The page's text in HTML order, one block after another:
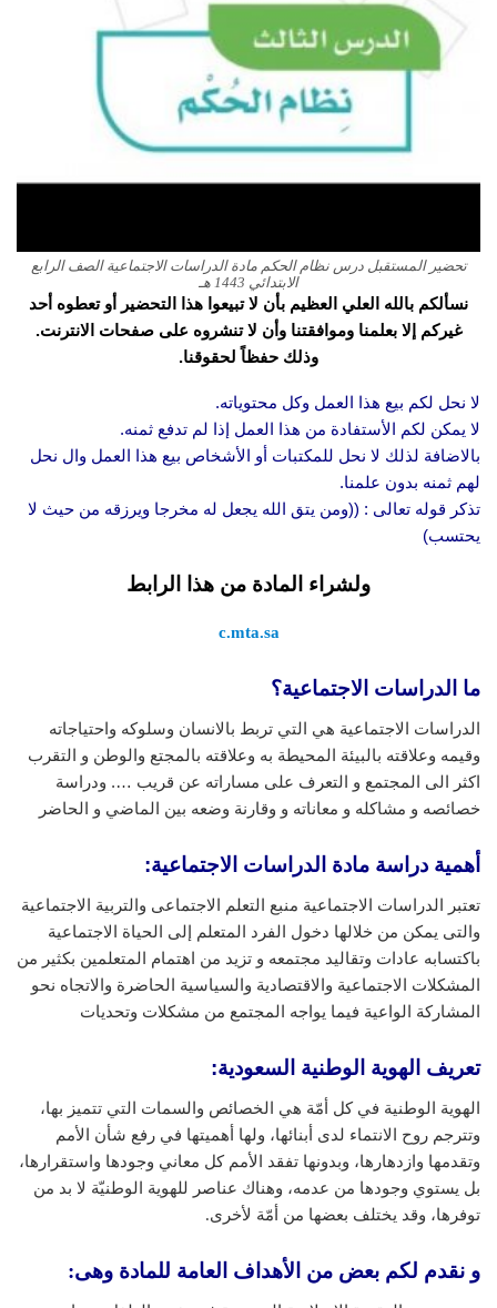
تحضير المستقبل درس نظام الحكم مادة الدراسات الاجتماعية الصف الرابع
الابتدائي 1443 هـ
نسألكم بالله العلي العظيم بأن لا تبيعوا هذا التحضير أو تعطوه أحد
غيركم إلا بعلمنا وموافقتنا وأن لا تنشروه على صفحات الانترنت.
وذلك حفظاً لحقوقنا.
لا نحل لكم بيع هذا العمل وكل محتوياته.
لا يمكن لكم الأستفادة من هذا العمل إذا لم تدفع ثمنه.
بالاضافة لذلك لا نحل للمكتبات أو الأشخاص بيع هذا العمل وال نحل
لهم ثمنه بدون علمنا.
تذكر قوله تعالى : ((ومن يتق الله يجعل له مخرجا ويرزقه من حيث لا
يحتسب)
ولشراء المادة من هذا الرابط
c.mta.sa
ما الدراسات الاجتماعية؟
الدراسات الاجتماعية هي التي تربط بالانسان وسلوكه واحتياجاته
وقيمه وعلاقته بالبيئة المحيطة به وعلاقته بالمجتع والوطن و التقرب
اكثر الى المجتمع و التعرف على مساراته عن قريب …. ودراسة
خصائصه و مشاكله و معاناته و وقارنة وضعه بين الماضي و الحاضر
أهمية دراسة مادة الدراسات الاجتماعية:
تعتبر الدراسات الاجتماعية منبع التعلم الاجتماعى والتربية الاجتماعية
والتى يمكن من خلالها دخول الفرد المتعلم إلى الحياة الاجتماعية
باكتسابه عادات وتقاليد مجتمعه و تزيد من اهتمام المتعلمين بكثير من
المشكلات الاجتماعية والاقتصادية والسياسية الحاضرة والاتجاه نحو
المشاركة الواعية فيما يواجه المجتمع من مشكلات وتحديات
تعريف الهوية الوطنية السعودية:
الهوية الوطنية في كل أمّة هي الخصائص والسمات التي تتميز بها،
وتترجم روح الانتماء لدى أبنائها، ولها أهميتها في رفع شأن الأمم
وتقدمها وازدهارها، وبدونها تفقد الأمم كل معاني وجودها واستقرارها،
بل يستوي وجودها من عدمه، وهناك عناصر للهوية الوطنيّة لا بد من
توفرها، وقد يختلف بعضها من أمّة لأخرى.
و نقدم لكم بعض من الأهداف العامة للمادة وهى: